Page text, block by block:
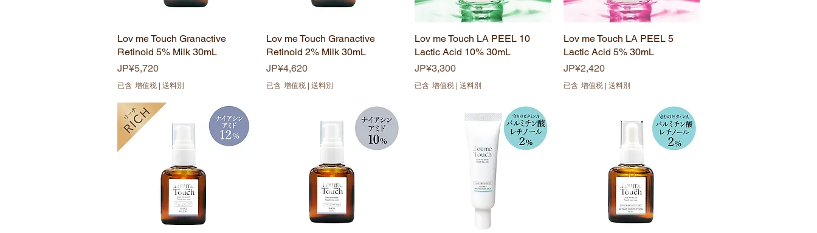
快速瀏覽
Lov me Touch Granactive
Retinoid 5% Milk 30mL
價格
JP¥5,720
已含 增值税 送料別
快速瀏覽
Lov me Touch Granactive
Retinoid 2% Milk 30mL
價格
JP¥4,620
已含 增值税| 送料別
快速瀏覽
Lov me Touch LA PEEL 10
Lactic Acid 10% 30mL
價格
JP¥3,300
已含 增值税 送料別
快速瀏覽
Lov me Touch LA PEEL 5
Lactic Acid 5% 30mL
價格
JP¥2,420
已含 增值税| 送料別